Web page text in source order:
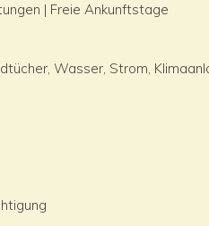
| Freie Ankunftstage
Wasser, Strom,